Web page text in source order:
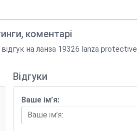
коментарі
на ланза 19326 lanza
Відгуки
Ваше ім’я: